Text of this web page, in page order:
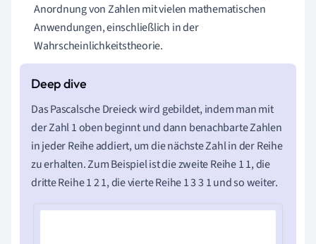
Anordnung von Zahlen mit vielen mathematischen
Anwendungen, einschließlich in der
Wahrscheinlichkeitstheorie.
Das Pascalsche Dreieck wird gebildet, indem man mit
der Zahl 1 oben beginnt und dann benachbarte Zahlen
in jeder Reihe addiert, um die nächste Zahl in der Reihe
zu erhalten. Zum Beispiel ist die zweite Reihe 1 1, die
dritte Reihe 1 2 1, die vierte Reihe 1 3 3 1 und so weiter.